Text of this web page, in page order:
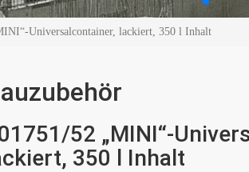
Universalcontainer, lackiert, 350 l Inhalt
52 „MINI“-
350 l Inhalt